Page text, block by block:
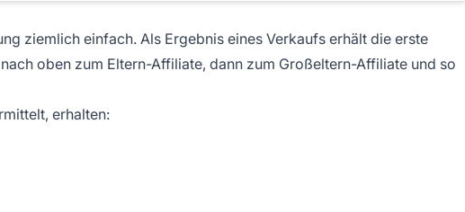
ziemlich einfach. Als Ergebnis eines Verkaufs erhält die erste
oben zum Eltern-Affiliate, dann zum Großeltern-Affiliate und so
erhalten: